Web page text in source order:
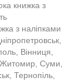
книжка з
з наліпками
Вінниця,
Житомир, Суми,
Тернопіль,